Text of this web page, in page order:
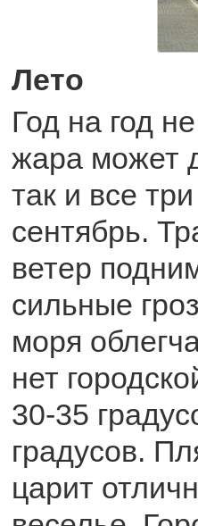
Лето
Год на год
жара может
так и все
сентябрь.
ветер
сильные
моря
нет
30-35
градусов.
царит